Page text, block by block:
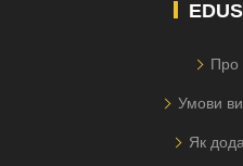
Про
Умови
Як